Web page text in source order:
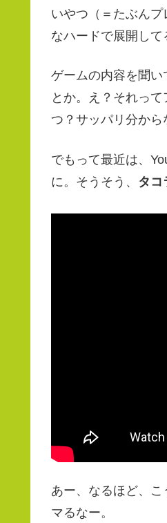
いやつ（＝たぶん
なハードで展開して
ゲームの内容を聞い
とか。え？それっ
つ？サッパリ分から
でもって最近は、
に。そうそう、 タコ
あー、なるほど、
マるなー。